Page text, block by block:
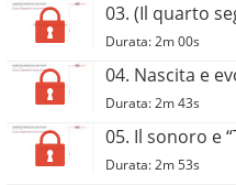
03. (Il quarto
Durata: 2m 00s
04. Nascita e
Durata: 2m 43s
05. Il sonoro e
Durata: 2m 53s